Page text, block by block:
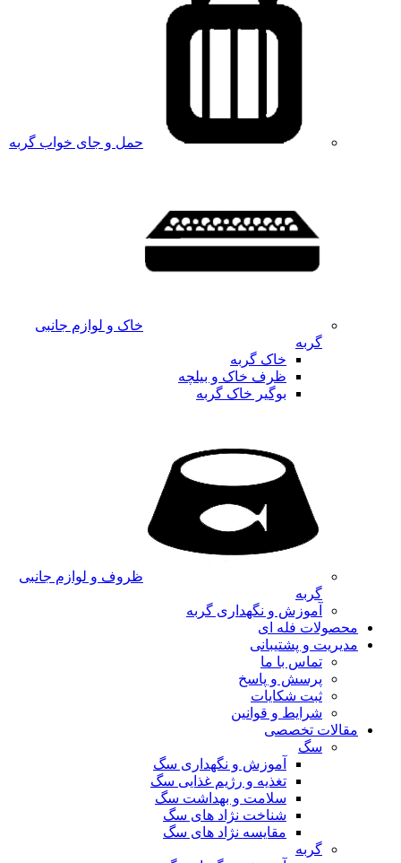
حمل و جای خواب گربه
خاک و لوازم جانبی
گربه
خاک گربه
ظرف خاک و بیلچه
بوگیر خاک گربه
ظروف و لوازم جانبی
گربه
آموزش و نگهداری گربه
محصولات فله ای
مدیریت و پشتیبانی
تماس با ما
پرسش و پاسخ
ثبت شکایات
شرایط و قوانین
مقالات تخصصی
سگ
آموزش و نگهداری سگ
تغذیه و رژیم غذایی سگ
سلامت و بهداشت سگ
شناخت نژاد های سگ
مقایسه نژاد های سگ
گربه